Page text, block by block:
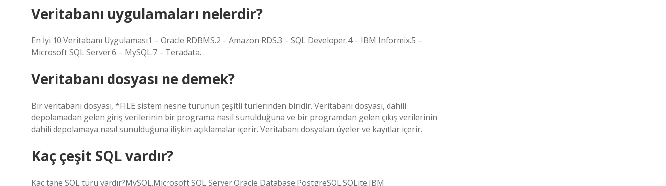
Veritabanı uygulamaları nelerdir?
En İyi 10 Veritabanı Uygulaması1 – Oracle RDBMS.2 – Amazon RDS.3 – SQL Developer.4 – IBM Informix.5 –
Microsoft SQL Server.6 – MySQL.7 – Teradata.
Veritabanı dosyası ne demek?
Bir veritabanı dosyası, *FILE sistem nesne türünün çeşitli türlerinden biridir. Veritabanı dosyası, dahili
depolamadan gelen giriş verilerinin bir programa nasıl sunulduğuna ve bir programdan gelen çıkış verilerinin
dahili depolamaya nasıl sunulduğuna ilişkin açıklamalar içerir. Veritabanı dosyaları üyeler ve kayıtlar içerir.
Kaç çeşit SQL vardır?
Kaç tane SQL türü vardır?MySQL.Microsoft SQL Server.Oracle Database.PostgreSQL.SQLite.IBM